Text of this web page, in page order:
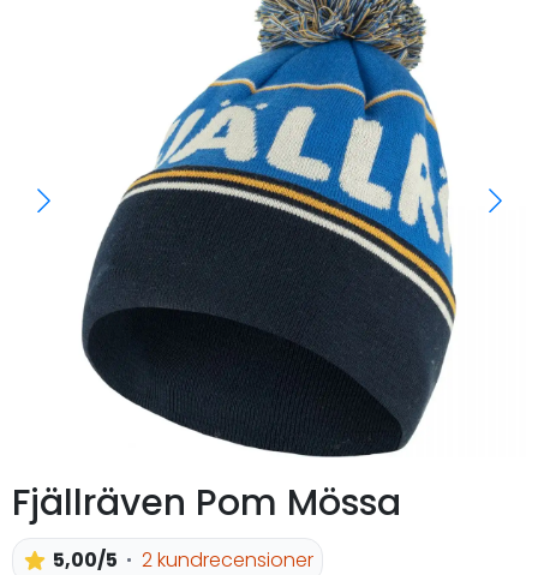
Fjällräven Pom Mössa
5,00/5
2 kundrecensioner